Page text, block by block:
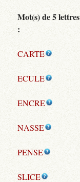
Mot(s) de 5 lettres
:
CARTE
ECULE
ENCRE
NASSE
PENSE
SLICE